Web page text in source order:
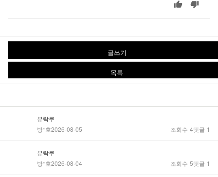
글쓰기
목록
뷰락쿠
방*호2026-08-05 조회수 4댓글 1
뷰락쿠
방*호2026-08-04 조회수 5댓글 1